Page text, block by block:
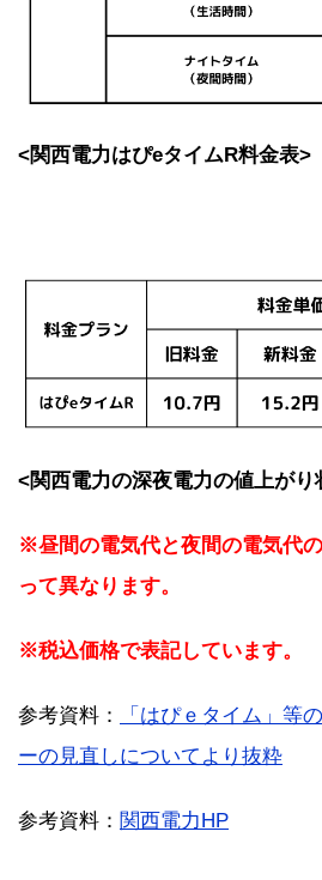
<関西電力はぴeタイムR料金表>
<関西電力の深夜電力の値上がり
※昼間の電気代と夜間の電気代
って異なります。
※税込価格で表記しています。
参考資料：
「はぴｅタイム」等
ーの見直しについてより抜粋
参考資料： 関西電力HP